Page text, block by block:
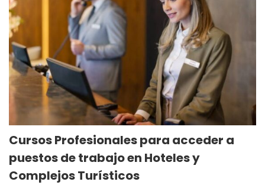
Cursos Profesionales para acceder a
puestos de trabajo en Hoteles y
Complejos Turísticos